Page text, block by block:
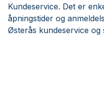
Kundeservice. Det er
åpningstider og
Østerås kundeservice og